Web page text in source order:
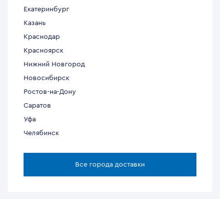
Екатеринбург
Казань
Краснодар
Красноярск
Нижний Новгород
Новосибирск
Ростов-на-Дону
Саратов
Уфа
Челябинск
Все города доставки